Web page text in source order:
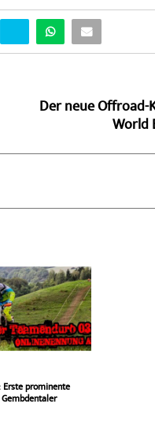
Der neue Offroad-
World
Erste prominente